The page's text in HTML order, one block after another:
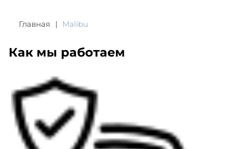
Главная Malibu
Как мы работаем